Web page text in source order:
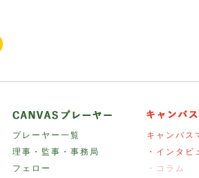
プレーヤー一覧
理事・監事・事務局
フェロー
キャンバス
・インタビ
・コラム